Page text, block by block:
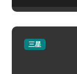
三星